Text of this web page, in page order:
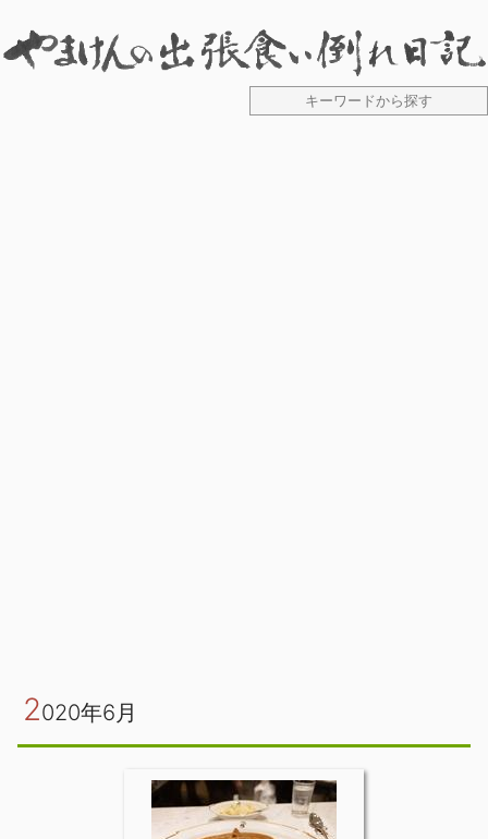
2020年6月